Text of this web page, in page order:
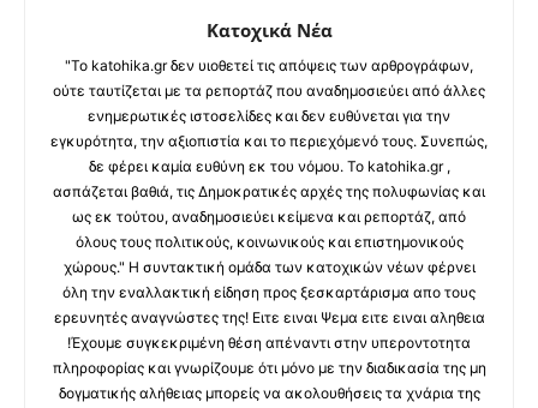
Κατοχικά Νέα
"Το katohika.gr δεν υιοθετεί τις απόψεις των αρθρογράφων,
ούτε ταυτίζεται με τα ρεπορτάζ που αναδημοσιεύει από άλλες
ενημερωτικές ιστοσελίδες και δεν ευθύνεται για την
εγκυρότητα, την αξιοπιστία και το περιεχόμενό τους. Συνεπώς,
δε φέρει καμία ευθύνη εκ του νόμου. Το katohika.gr ,
ασπάζεται βαθιά, τις Δημοκρατικές αρχές της πολυφωνίας και
ως εκ τούτου, αναδημοσιεύει κείμενα και ρεπορτάζ, από
όλους τους πολιτικούς, κοινωνικούς και επιστημονικούς
χώρους." Η συντακτική ομάδα των κατοχικών νέων φέρνει
όλη την εναλλακτική είδηση προς ξεσκαρτάρισμα απο τους
ερευνητές αναγνώστες της! Ειτε ειναι Ψεμα ειτε ειναι αληθεια
!Έχουμε συγκεκριμένη θέση απέναντι στην υπεροντοτητα
πληροφορίας και γνωρίζουμε ότι μόνο με την διαδικασία της μη
δογματικής αλήθειας μπορείς να ακολουθήσεις τα χνάρια της